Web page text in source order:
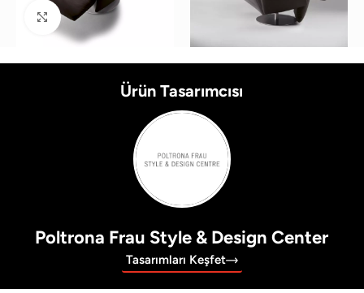
Büyütmek için tıklayın
Ürün Tasarımcısı
Poltrona Frau Style & Design Center
Tasarımları Keşfet